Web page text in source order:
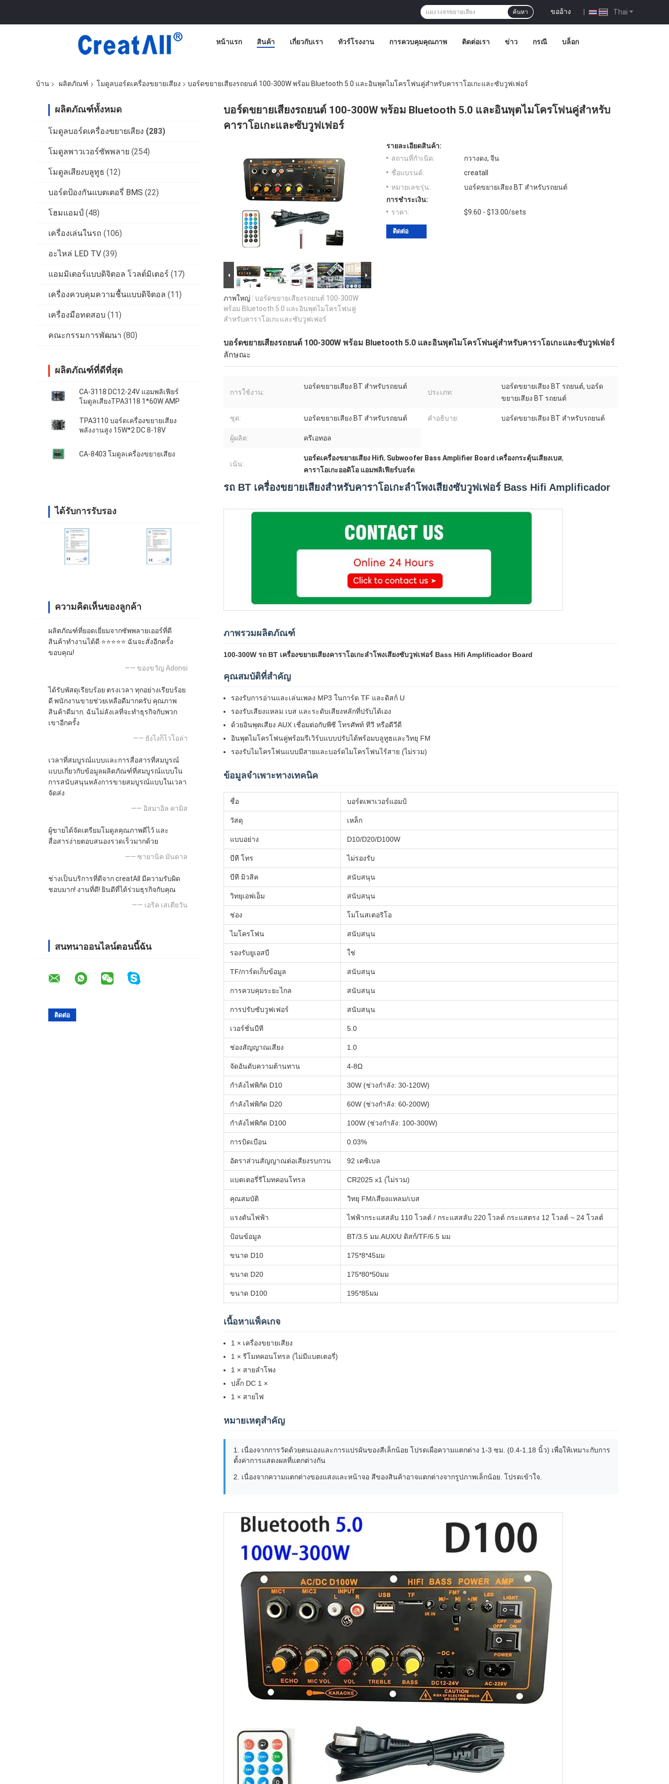
Thai
ขออ้าง |
ค้นหา
หน้าแรก สินค้า เกี่ยวกับเรา ทัวร์โรงงาน การควบคุมคุณภาพ ติดต่อเรา ข่าว กรณี บล็อก
บ้าน ผลิตภัณฑ์ โมดูลบอร์ดเครื่องขยายเสียง บอร์ดขยายเสียงรถยนต์ 100-300W พร้อม Bluetooth 5.0 และอินพุตไมโครโฟนคู่สำหรับคาราโอเกะและซับวูฟเฟอร์
ผลิตภัณฑ์ทั้งหมด
โมดูลบอร์ดเครื่องขยายเสียง (283)
โมดูลพาวเวอร์ซัพพลาย (254)
โมดูลเสียงบลูทูธ (12)
บอร์ดป้องกันแบตเตอรี่ BMS (22)
โฮมแอมป์ (48)
เครื่องเล่นในรถ (106)
อะไหล่ LED TV (39)
แอมมิเตอร์แบบดิจิตอล โวลต์มิเตอร์ (17)
เครื่องควบคุมความชื้นแบบดิจิตอล (11)
เครื่องมือทดสอบ (11)
คณะกรรมการพัฒนา (80)
ผลิตภัณฑ์ที่ดีที่สุด
CA-3118 DC12-24V แอมพลิเฟียร์
โมดูลเสียงTPA3118 1*60W AMP
TPA3110 บอร์ดเครื่องขยายเสียง
พลังงานสูง 15W*2 DC 8-18V
CA-8403 โมดูลเครื่องขยายเสียง
ได้รับการรับรอง
ความคิดเห็นของลูกค้า
ผลิตภัณฑ์ที่ยอดเยี่ยมจากซัพพลายเออร์ที่ดี
สินค้าทำงานได้ดี ⭐⭐⭐⭐⭐ ฉันจะสั่งอีกครั้ง
ขอบคุณ!
—— ของขวัญ Adonsi
ได้รับพัสดุเรียบร้อย ตรงเวลา ทุกอย่างเรียบร้อย
ดี พนักงานขายช่วยเหลือดีมากครับ คุณภาพ
สินค้าดีมาก. ฉันไม่ลังเลที่จะทำธุรกิจกับพวก
เขาอีกครั้ง
—— ยังไงก็ไวโอล่า
เวลาที่สมบูรณ์แบบและการสื่อสารที่สมบูรณ์
แบบเกี่ยวกับข้อมูลผลิตภัณฑ์ที่สมบูรณ์แบบใน
การสนับสนุนหลังการขายสมบูรณ์แบบในเวลา
จัดส่ง
—— อิสมาอิล คามิส
ผู้ขายได้จัดเตรียมโมดูลคุณภาพดีไว้ และ
สื่อสารง่ายตอบสนองรวดเร็วมากด้วย
—— ซายานิค มันดาล
ช่างเป็นบริการที่ดีจาก creatAll มีความรับผิด
ชอบมาก! งานที่ดี! ยินดีที่ได้ร่วมธุรกิจกับคุณ
—— เอริค เสเตียวัน
สนทนาออนไลน์ตอนนี้ฉัน
บอร์ดขยายเสียงรถยนต์ 100-300W พร้อม Bluetooth 5.0 และอินพุตไมโครโฟนคู่สำหรับ
คาราโอเกะและซับวูฟเฟอร์
ภาพใหญ่ : บอร์ดขยายเสียงรถยนต์ 100-300W
พร้อม Bluetooth 5.0 และอินพุตไมโครโฟนคู่
สำหรับคาราโอเกะและซับวูฟเฟอร์
รายละเอียดสินค้า:
สถานที่กำเนิด:
กวางดง, จีน
ชื่อแบรนด์:
creatall
หมายเลขรุ่น:
บอร์ดขยายเสียง BT สำหรับรถยนต์
การชำระเงิน:
ราคา:
$9.60 - $13.00/sets
ติดต่อ
บอร์ดขยายเสียงรถยนต์ 100-300W พร้อม Bluetooth 5.0 และอินพุตไมโครโฟนคู่สำหรับคาราโอเกะและซับวูฟเฟอร์
ลักษณะ
การใช้งาน:
บอร์ดขยายเสียง BT สำหรับรถยนต์
ประเภท:
บอร์ดขยายเสียง BT รถยนต์, บอร์ด
ขยายเสียง BT รถยนต์
ชุด: บอร์ดขยายเสียง BT สำหรับรถยนต์ คําอธิบาย: บอร์ดขยายเสียง BT สำหรับรถยนต์
ผู้ผลิต: ครีเอทอล
เน้น:
บอร์ดเครื่องขยายเสียง Hifi, Subwoofer Bass Amplifier Board เครื่องกระตุ้นเสียงเบส,
คาราโอเกะออดิโอ แอมพลิเฟียร์บอร์ด
รถ BT เครื่องขยายเสียงสำหรับคาราโอเกะลำโพงเสียงซับวูฟเฟอร์ Bass Hifi Amplificador
ภาพรวมผลิตภัณฑ์
100-300W รถ BT เครื่องขยายเสียงคาราโอเกะลำโพงเสียงซับวูฟเฟอร์ Bass Hifi Amplificador Board
คุณสมบัติที่สำคัญ
รองรับการอ่านและเล่นเพลง MP3 ในการ์ด TF และดิสก์ U
รองรับเสียงแหลม เบส และระดับเสียงหลักที่ปรับได้เอง
ด้วยอินพุตเสียง AUX เชื่อมต่อกับพีซี โทรศัพท์ ทีวี หรือดีวีดี
อินพุตไมโครโฟนคู่พร้อมรีเวิร์บแบบปรับได้พร้อมบลูทูธและวิทยุ FM
รองรับไมโครโฟนแบบมีสายและบอร์ดไมโครโฟนไร้สาย (ไม่รวม)
ข้อมูลจำเพาะทางเทคนิค
ชื่อ บอร์ดเพาเวอร์แอมป์
วัสดุ เหล็ก
แบบอย่าง D10/D20/D100W
บีที โทร ไม่รองรับ
บีที มิวสิค สนับสนุน
วิทยุเอฟเอ็ม สนับสนุน
ช่อง โมโนสเตอริโอ
ไมโครโฟน สนับสนุน
รองรับยูเอสบี ใช่
TF/การ์ดเก็บข้อมูล สนับสนุน
การควบคุมระยะไกล สนับสนุน
การปรับซับวูฟเฟอร์ สนับสนุน
เวอร์ชั่นบีที 5.0
ช่องสัญญาณเสียง 1.0
จัดอันดับความต้านทาน 4-8Ω
กำลังไฟพิกัด D10 30W (ช่วงกำลัง: 30-120W)
กำลังไฟพิกัด D20 60W (ช่วงกำลัง: 60-200W)
กำลังไฟพิกัด D100 100W (ช่วงกำลัง: 100-300W)
การบิดเบือน 0.03%
อัตราส่วนสัญญาณต่อเสียงรบกวน 92 เดซิเบล
แบตเตอรี่รีโมทคอนโทรล CR2025 x1 (ไม่รวม)
คุณสมบัติ วิทยุ FM/เสียงแหลม/เบส
แรงดันไฟฟ้า ไฟฟ้ากระแสสลับ 110 โวลต์ / กระแสสลับ 220 โวลต์ กระแสตรง 12 โวลต์ ~ 24 โวลต์
ป้อนข้อมูล BT/3.5 มม.AUX/U ดิสก์/TF/6.5 มม
ขนาด D10 175*8*45มม
ขนาด D20 175*80*50มม
ขนาด D100 195*85มม
เนื้อหาแพ็คเกจ
1 × เครื่องขยายเสียง
1 × รีโมทคอนโทรล (ไม่มีแบตเตอรี่)
1 × สายลำโพง
ปลั๊ก DC 1 ×
1 × สายไฟ
หมายเหตุสำคัญ
1. เนื่องจากการวัดด้วยตนเองและการแปรผันของสีเล็กน้อย โปรดเผื่อความแตกต่าง 1-3 ซม. (0.4-1.18 นิ้ว) เพื่อให้เหมาะกับการ
ตั้งค่าการแสดงผลที่แตกต่างกัน
2. เนื่องจากความแตกต่างของแสงและหน้าจอ สีของสินค้าอาจแตกต่างจากรูปภาพเล็กน้อย. โปรดเข้าใจ.